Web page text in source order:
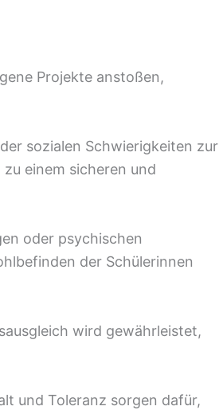
Projekte anstoßen,
sozialen Schwierigkeiten zur
einem sicheren und
oder psychischen
der Schülerinnen
wird gewährleistet,
und Toleranz sorgen dafür,